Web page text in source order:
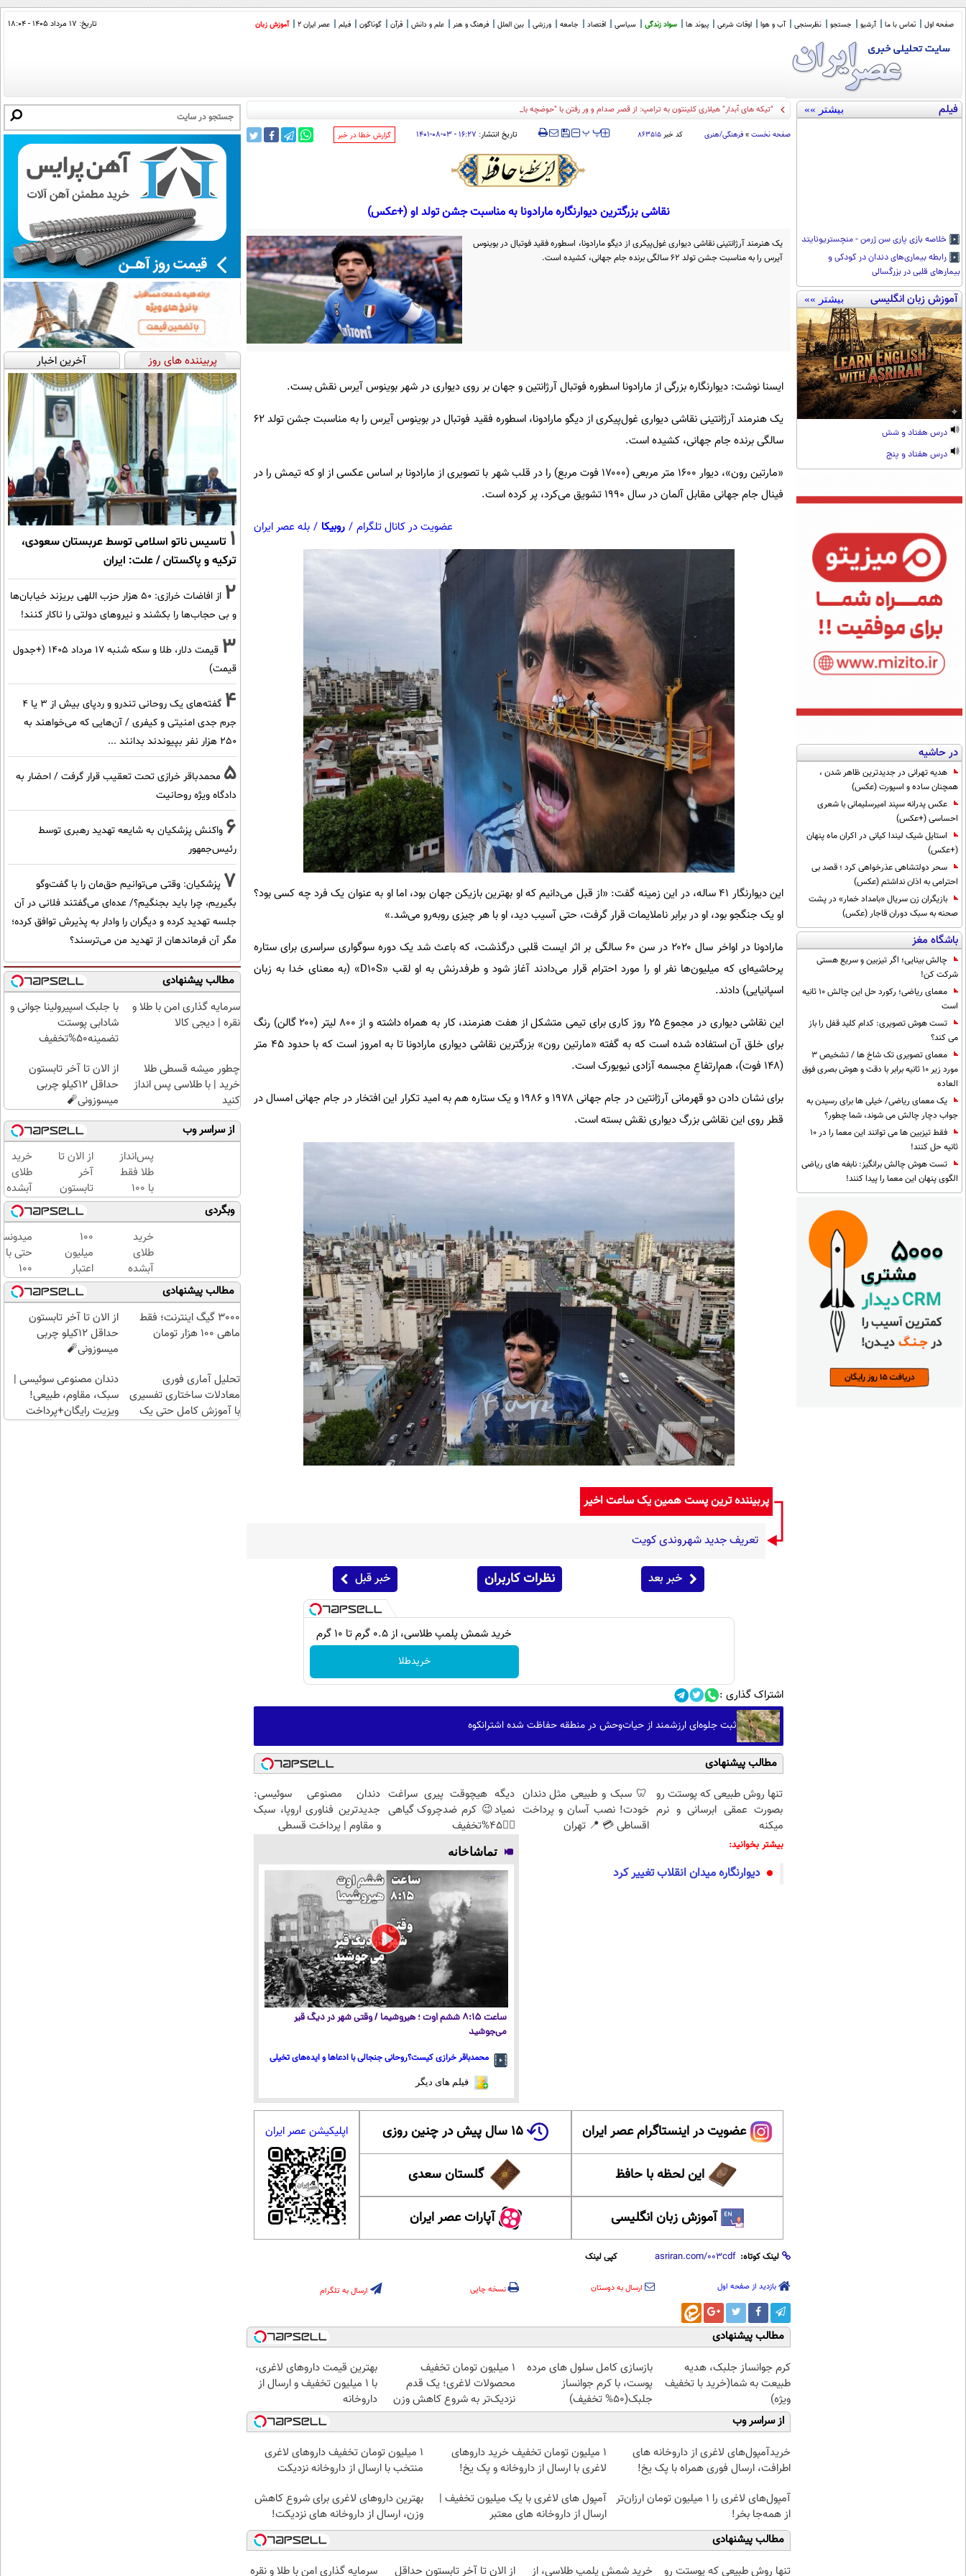
صفحه اول تماس با ما آرشیو جستجو نظرسنجی آب و هوا اوقات شرعی پیوند ها سواد زندگی سیاسی اقتصاد جامعه ورزشی بین الملل فرهنگ و هنر علم و دانش قرآن گوناگون فیلم عصر ایران 2 آموزش زبان تاریخ: ۱۷ مرداد ۱۴۰۵ - ۱۸:۰۴
فیلم بیشتر »»
خلاصه بازی پاری سن ژرمن - منچستریونایتد
رابطه بیماری‌های دندان در کودکی و
بیمار‌های قلبی در بزرگسالی
آموزش زبان انگلیسی بیشتر »»
درس هفتاد و شش
درس هفتاد و پنج
در حاشیه
هدیه تهرانی در جدیدترین ظاهر شدن ،
همچنان ساده و اسپورت (عکس)
عکس پدرانه سپند امیرسلیمانی با شعری
احساسی (+عکس)
استایل شیک لیندا کیانی در اکران ماه پنهان
(+عکس)
سحر دولتشاهی عذرخواهی کرد ؛ قصد بی
احترامی به اذان نداشتم (عکس)
بازیگران زن سریال «بامداد خمار» در پشت
صحنه به سبک دوران قاجار (عکس)
باشگاه مغز
چالش بینایی؛ اگر تیزبین و سریع هستی
شرکت کن!
معمای ریاضی؛ رکورد حل این چالش 10 ثانیه
است
تست هوش تصویری: کدام کلید قفل را باز
می کند؟
معمای تصویری تک شاخ ها / تشخیص 3
مورد زیر 10 ثانیه برابر با دقت و هوش بصری فوق
العاده
یک معمای ریاضی/ خیلی ها برای رسیدن به
جواب دچار چالش می شوند، شما چطور؟
فقط تیزبین ها می توانند این معما را در 10
ثانیه حل کنند!
تست هوش چالش برانگیز: نابغه های ریاضی
الگوی پنهان این معما را پیدا کنند!
"تیکه های آبدار" هیلاری کلینتون به ترامپ: از قصر صدام و ور رفتن با "حوضچه بازتاب" تا وزیر جمع آوری طلا
صفحه نخست » فرهنگی/هنری کد خبر ۸۶۳۵۱۵ ‍‍‍ پ پ تاریخ انتشار: ۱۶:۲۷ - ۰۳-۰۸-۱۴۰۱ ‌گزارش خطا در خبر
نقاشی بزرگترین دیوارنگاره مارادونا به مناسبت جشن تولد او (+عکس)
یک هنرمند آرژانتینی نقاشی دیواری غول‌پیکری از دیگو مارادونا، اسطوره فقید فوتبال در بوینوس
آیرس را به مناسبت جشن تولد ۶۲ سالگی برنده جام جهانی، کشیده است.
ایسنا نوشت: دیوارنگاره بزرگی از مارادونا اسطوره فوتبال آرژانتین و جهان بر روی دیواری در شهر بوینوس آیرس نقش بست.
یک هنرمند آرژانتینی نقاشی دیواری غول‌پیکری از دیگو مارادونا، اسطوره فقید فوتبال در بوینوس آیرس را به مناسبت جشن تولد ۶۲
سالگی برنده جام جهانی، کشیده است.
«مارتین رون»، دیوار ۱۶۰۰ متر مربعی (۱۷۰۰۰ فوت مربع) را در قلب شهر با تصویری از مارادونا بر اساس عکسی از او که تیمش را در
فینال جام جهانی مقابل آلمان در سال ۱۹۹۰ تشویق می‌کرد، پر کرده است.
عضویت در کانال تلگرام / روبیکا / بله عصر ایران
این دیوارنگار ۴۱ ساله، در این زمینه گفت: «از قبل می‌دانیم که او بهترین بازیکن جهان بود، اما او به عنوان یک فرد چه کسی بود؟
او یک جنگجو بود، او در برابر ناملایمات قرار گرفت، حتی آسیب دید، او با هر چیزی روبه‌رو می‌شد.»
مارادونا در اواخر سال ۲۰۲۰ در سن ۶۰ سالگی بر اثر ایست قلبی درگذشت، که باعث شد یک دوره سوگواری سراسری برای ستاره
پرحاشیه‌ای که میلیون‌ها نفر او را مورد احترام قرار می‌دادند آغاز شود و طرفدرنش به او لقب «D۱۰S» (به معنای خدا به زبان
اسپانیایی) دادند.
این نقاشی دیواری در مجموع ۲۵ روز کاری برای تیمی متشکل از هفت هنرمند، کار به همراه داشته و از ۸۰۰ لیتر (۲۰۰ گالن) رنگ
برای خلق آن استفاده شده است که به گفته «مارتین رون» بزرگترین نقاشی دیواری مارادونا تا به امروز است که با حدود ۴۵ متر
(۱۴۸ فوت)، هم‌ارتفاعِ مجسمه آزادی نیویورک است.
برای نشان دادن دو قهرمانی آرژانتین در جام جهانی ۱۹۷۸ و ۱۹۸۶ و یک ستاره هم به امید تکرار این افتخار در جام جهانی امسال در
قطر روی این نقاشی بزرگ دیواری نقش بسته است.
پربیننده ترین پست همین یک ساعت اخیر
تعریف جدید شهروندی کویت
خبر بعد نظرات کاربران خبر قبل
خرید شمش پلمپ طلاسی، از ۰.۵ گرم تا ۱۰ گرم
خریدطلا
اشتراک گذاری :
ثبت جلوه‌ای ارزشمند از حیات‌وحش در منطقه حفاظت شده اشترانکوه
مطالب پیشنهادی
تنها روش طبیعی که پوستت رو
بصورت عمقی ابرسانی و نرم
میکنه
🦷 سبک و طبیعی مثل دندان
خودت! نصب آسان و پرداخت
اقساطی 💳 📍 تهران
دیگه هیچوقت پیری سراغت
نمیاد😉 کرم ضدچروک گیاهی
👈🏻45%تخفیف
دندان مصنوعی سوئیسی:
جدیدترین فناوری اروپا، سبک
و مقاوم | پرداخت قسطی
بیشتر بخوانید:
دیوارنگاره میدان انقلاب تغییر کرد
تماشاخانه
ساعت ۸:۱۵ ششم اوت ؛ هیروشیما / وقتی شهر در دیگ قیر
می‌جوشید
محمدباقر خرازی کیست؟روحانی جنجالی با ادعاها و ایده‌های تخیلی
فیلم های دیگر
عضویت در اینستاگرام عصر ایران ۱۵ سال پیش در چنین روزی
این لحظه با حافظ گلستان سعدی
آموزش زبان انگلیسی آپارات عصر ایران
اپلیکیشن عصر ایران
لینک کوتاه: کپی لینک
بازدید از صفحه اول ارسال به دوستان نسخه چاپی ارسال به تلگرام
مطالب پیشنهادی
کرم جوانساز جلبک، هدیه
طبیعت به شما(خرید با تخفیف
ویژه)
بازسازی کامل سلول های مرده
پوست، با کرم جوانساز
جلبک(50% تخفیف)
۱ میلیون تومان تخفیف
محصولات لاغری؛ یک قدم
نزدیک‌تر به شروع کاهش وزن
بهترین قیمت داروهای لاغری،
با ۱ میلیون تخفیف و ارسال از
داروخانه‌
از سراسر وب
خریدآمپول‌های لاغری از داروخانه های
اطرافت، ارسال فوری همراه با پک یخ!
1 میلیون تومان تخفیف خرید داروهای
لاغری با ارسال از داروخانه و پک یخ!
۱ میلیون تومان تخفیف داروهای لاغری
منتخب با ارسال از داروخانه نزدیکت
آمپول‌های لاغری را ۱ میلیون تومان ارزان‌تر
از همه‌جا بخر!
آمپول های لاغری با یک میلیون تخفیف |
ارسال از داروخانه های معتبر
بهترین داروهای لاغری برای شروع کاهش
وزن، ارسال از داروخانه های نزدیکت!
مطالب پیشنهادی
تنها روش طبیعی که پوستت رو
خرید شمش پلمپ طلاسی، از از الان تا آخر تابستون حداقل سرمایه گذاری امن با طلا و نقره
پربیننده های روز آخرین اخبار
1 تاسیس ناتو اسلامی توسط عربستان سعودی،
ترکیه و پاکستان / علت: ایران
2
از افاضات خرازی: ۵۰ هزار حزب اللهی بریزند خیابان‌ها
و بی حجاب‌ها را بکشند و نیرو‌های دولتی را ناکار کنند!
3
قیمت دلار، طلا و سکه شنبه ۱۷ مرداد ۱۴۰۵ (+جدول
قیمت)
4
گفته‌های یک روحانی تندرو و ردپای بیش از ۳ یا ۴
جرم جدی امنیتی و کیفری / آن‌هایی که می‌خواهند به
۲۵۰ هزار نفر بپیوندند بدانند ...
5 محمدباقر خرازی تحت تعقیب قرار گرفت / احضار به
دادگاه ویژه روحانیت
6 واکنش پزشکیان به شایعه تهدید رهبری توسط
رئیس‌جمهور
7 پزشکیان: وقتی می‌توانیم حق‌مان را با گفت‌وگو
بگیریم، چرا باید بجنگیم؟/ عده‌ای می‌گفتند فلانی در آن
جلسه تهدید کرده و دیگران را وادار به پذیرش توافق کرده؛
مگر آن فرماندهان از تهدید من می‌ترسند؟
مطالب پیشنهادی
سرمایه گذاری امن با طلا و
نقره | دیجی کالا
با جلبک اسپیرولینا جوانی و
شادابی پوستت
تضمینه50%تخفیف
چطور میشه قسطی طلا
خرید | با طلاسی پس انداز
کنید
از الان تا آخر تابستون
حداقل 12کیلو چربی
میسوزونی🧨
از سراسر وب
پس‌انداز
طلا فقط
با ۱۰۰
هزارتومان
(امن و
راحت)
از الان تا
آخر
تابستون
حداقل
12کیلو
چربی
میسوزونی
🧨
خرید
طلای
آبشده
حتی با
۱۰۰هزارتومان
وبگردی
خرید
طلای
آبشده
حتی با
۱۰۰هزارتومان
100
میلیون
اعتبار
خرید
طلای
آب
شده
بگیر
حتی با
۱۰۰
هم
میتونی
مطالب پیشنهادی
3000 گیگ اینترنت؛ فقط
ماهی 100 هزار تومان
از الان تا آخر تابستون
حداقل 12کیلو چربی
میسوزونی🧨
تحلیل آماری فوری
معادلات ساختاری تفسیری
با آموزش کامل حتی یک
دندان مصنوعی سوئیسی |
سبک، مقاوم، طبیعی!
ویزیت رایگان+پرداخت